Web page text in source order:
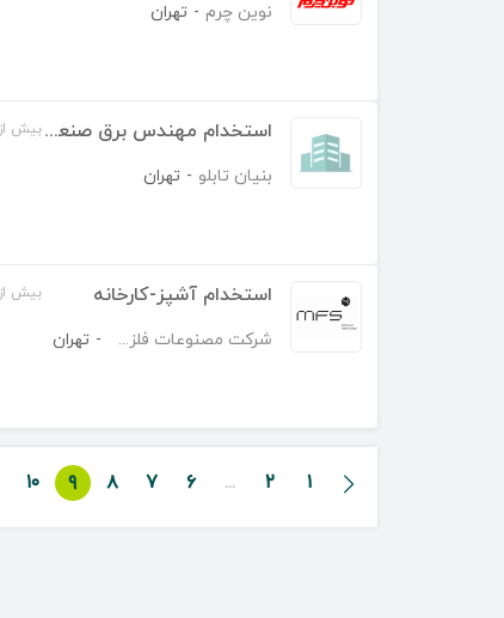
نوین چرم - تهران
استخدام مهندس برق صنعتی ( تابلو سازی)
بنیان تابلو - تهران
بیش از ۱ ماه قبل
استخدام آشپز-کارخانه
شرکت مصنوعات فلزی سنگین - تهران
بیش از ۱ ماه قبل
۱ ۲ ... ۶ ۷ ۸ ۹ ۱۰